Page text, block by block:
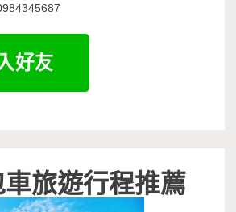
旅遊行程推薦